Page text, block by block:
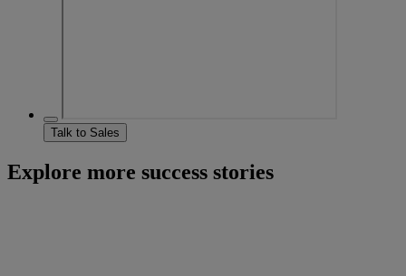
Talk to Sales
Explore more success stories